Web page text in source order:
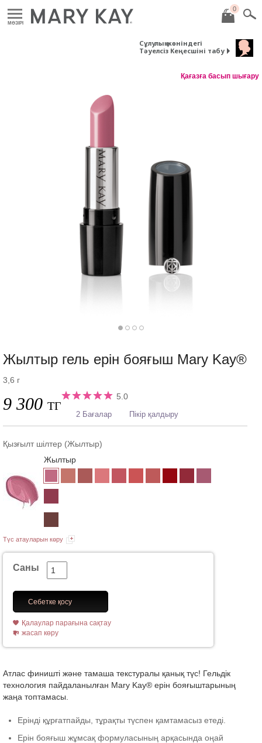
MӘЗІРІ
0
Сұлулық жөніндегі
Тәуелсіз Кеңесшіні табу
Қағазға басып шығару
Жылтыр гель ерін бояғыш Mary Kay®
3,6 г
9 300 ТГ
5.0
2 Бағалар Пікір қалдыру
Қызғылт шілтер (Жылтыр)
Жылтыр
Түс атауларын көру
Саны
Себетке қосу
Қалаулар парағына сақтау
жасап көру
Атлас финишті және тамаша текстуралы қанық түс! Гельдік
технология пайдаланылған Mary Kay® ерін бояғыштарының
жаңа топтамасы.
Ерінді құрғатпайды, тұрақты түспен қамтамасыз етеді.
Ерін бояғыш жұмсақ формуласының арқасында оңай